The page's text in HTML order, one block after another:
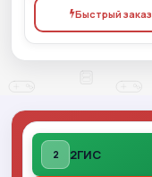
Быстрый заказ
2 2ГИС